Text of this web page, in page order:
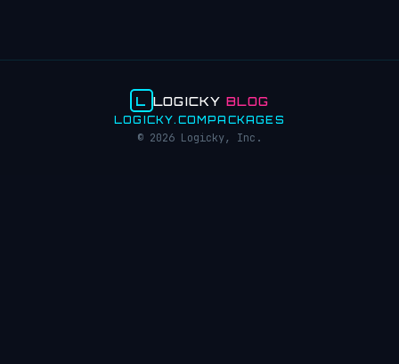
L LOGICKYBLOG
LOGICKY.COM PACKAGES
© 2026 Logicky, Inc.